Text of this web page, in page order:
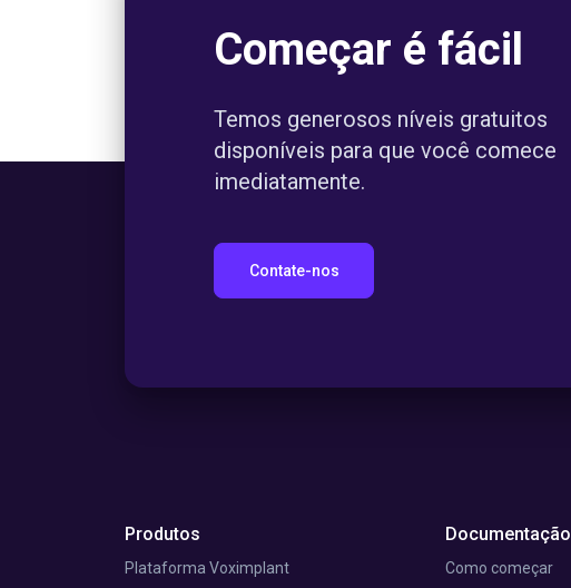
Começar é fácil
Temos generosos níveis gratuitos
disponíveis para que você comece
imediatamente.
Contate-nos
Produtos
Plataforma Voximplant
Documentação
Como começar